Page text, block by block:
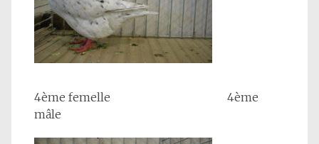
4ème femelle 4ème
mâle